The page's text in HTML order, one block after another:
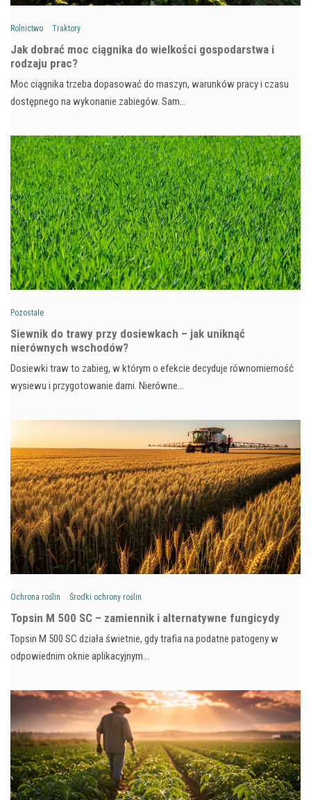
Rolnictwo Traktory
Jak dobrać moc ciągnika do wielkości gospodarstwa i
rodzaju prac?
Moc ciągnika trzeba dopasować do maszyn, warunków pracy i czasu
dostępnego na wykonanie zabiegów. Sam…
Pozostałe
Siewnik do trawy przy dosiewkach – jak uniknąć
nierównych wschodów?
Dosiewki traw to zabieg, w którym o efekcie decyduje równomierność
wysiewu i przygotowanie darni. Nierówne…
Ochrona roślin Środki ochrony roślin
Topsin M 500 SC – zamiennik i alternatywne fungicydy
Topsin M 500 SC działa świetnie, gdy trafia na podatne patogeny w
odpowiednim oknie aplikacyjnym…